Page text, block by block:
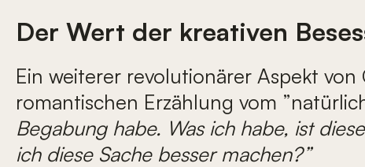
Der Wert der kreativen
Ein weiterer revolutionärer Aspekt
romantischen Erzählung vom
Begabung habe. Was ich habe, ist
ich diese Sache besser machen?”